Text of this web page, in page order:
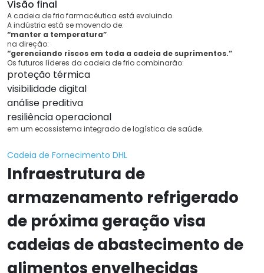
Visão final
A cadeia de frio farmacêutica está evoluindo.
A indústria está se movendo de:
“manter a temperatura”
na direção:
“gerenciando riscos em toda a cadeia de suprimentos.”
Os futuros líderes da cadeia de frio combinarão:
proteção térmica
visibilidade digital
análise preditiva
resiliência operacional
em um ecossistema integrado de logística de saúde.
Cadeia de Fornecimento DHL
Infraestrutura de
armazenamento refrigerado
de próxima geração visa
cadeias de abastecimento de
alimentos envelhecidas